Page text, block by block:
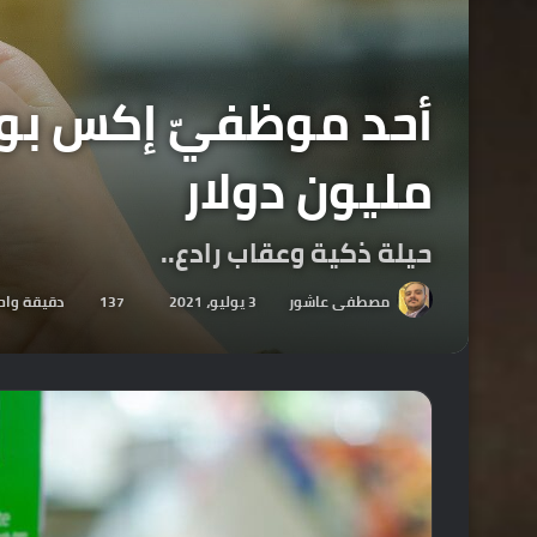
مليون دولار
حيلة ذكية وعقاب رادع..
مصطفى عاشور 3 يوليو، 2021 137 دقيقة